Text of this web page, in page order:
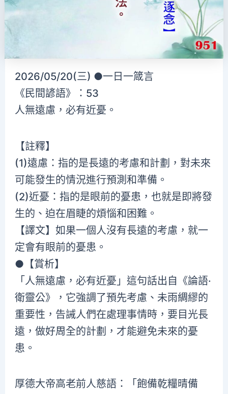
2026/05/20(三) ●一日一箴言
《民間諺語》：53
人無遠慮，必有近憂。
【註釋】
(1)遠慮：指的是長遠的考慮和計劃，對未來
可能發生的情況進行預測和準備。
(2)近憂：指的是眼前的憂患，也就是即將發
生的、迫在眉睫的煩惱和困難。
【譯文】如果一個人沒有長遠的考慮，就一
定會有眼前的憂患。
●【賞析】
「人無遠慮，必有近憂」這句話出自《論語·
衛靈公》，它強調了預先考慮、未雨綢繆的
重要性，告誡人們在處理事情時，要目光長
遠，做好周全的計劃，才能避免未來的憂
患。
厚德大帝高老前人慈語：「飽備乾糧晴備